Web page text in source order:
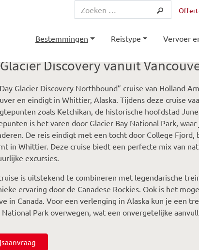
Bestemmingen Reistype Vervoer
Glacier Discovery vanuit
Glacier Discovery Northbound” cruise van Holland
en eindigt in Whittier, Alaska. Tijdens deze cruise
zoals Ketchikan, de historische hoofdstad
is het varen door Glacier Bay National Park,
De reis eindigt met een tocht door College
in Whittier. Deze cruise biedt een perfecte mix van
excursies.
is uitstekend te combineren met legendarische
ervaring door de Canadese Rockies. Ook is het
in Canada. Voor een verlenging in Alaska kun je een
National Park overwegen, wat een onvergetelijke